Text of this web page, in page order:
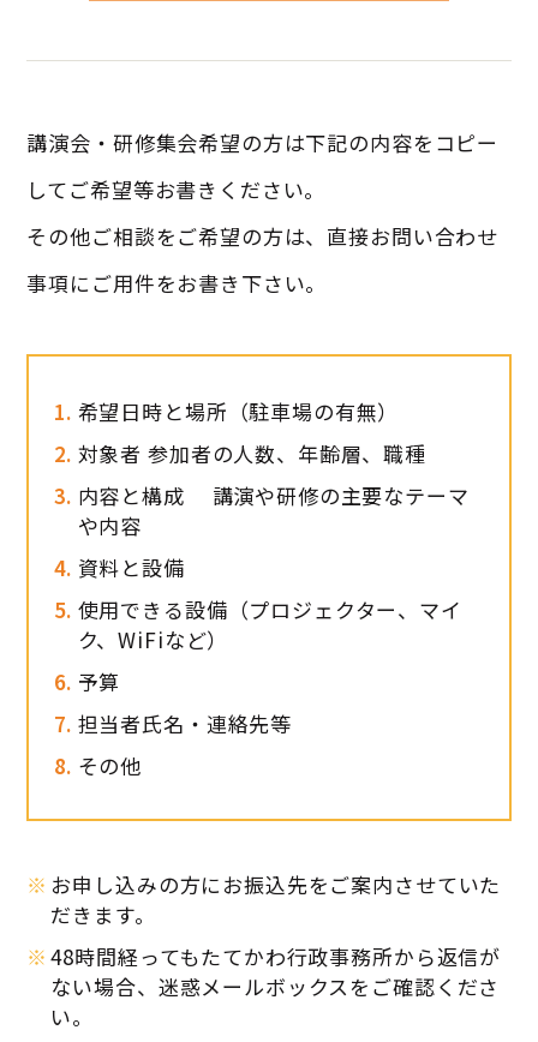
講演会・研修集会希望の方は下記の内容をコピー
してご希望等お書きください。
その他ご相談をご希望の方は、直接お問い合わせ
事項にご用件をお書き下さい。
希望日時と場所（駐車場の有無）
対象者 参加者の人数、年齢層、職種
内容と構成 講演や研修の主要なテーマ
や内容
資料と設備
使用できる設備（プロジェクター、マイ
ク、WiFiなど）
予算
担当者氏名・連絡先等
その他
お申し込みの方にお振込先をご案内させていた
だきます。
48時間経ってもたてかわ行政事務所から返信が
ない場合、迷惑メールボックスをご確認くださ
い。